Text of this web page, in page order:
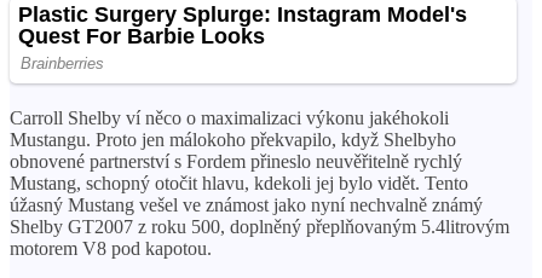
Carroll Shelby ví něco o maximalizaci výkonu jakéhokoli
Mustangu. Proto jen málokoho překvapilo, když Shelbyho
obnovené partnerství s Fordem přineslo neuvěřitelně rychlý
Mustang, schopný otočit hlavu, kdekoli jej bylo vidět. Tento
úžasný Mustang vešel ve známost jako nyní nechvalně známý
Shelby GT2007 z roku 500, doplněný přeplňovaným 5.4litrovým
motorem V8 pod kapotou.